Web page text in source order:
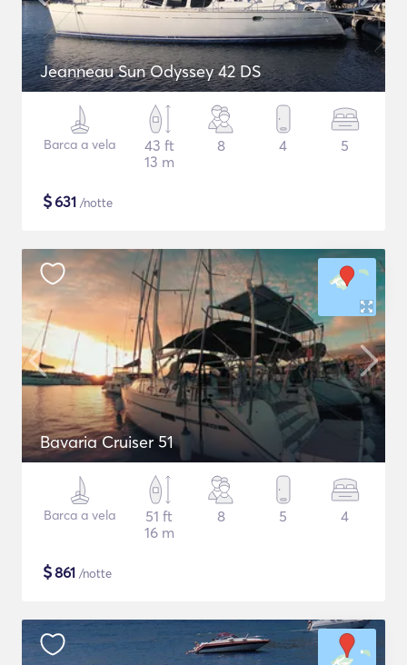
Jeanneau Sun Odyssey 42 DS
Barca a vela
43 ft
13 m
8 4 5
$631 /notte
Bavaria Cruiser 51
Barca a vela
51 ft
16 m
8 5 4
$861 /notte